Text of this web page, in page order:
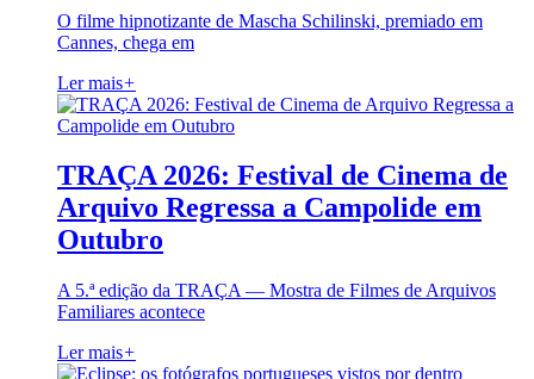
O filme hipnotizante de Mascha Schilinski, premiado em
Cannes, chega em
Ler mais+
TRAÇA 2026: Festival de Cinema de
Arquivo Regressa a Campolide em
Outubro
A 5.ª edição da TRAÇA — Mostra de Filmes de Arquivos
Familiares acontece
Ler mais+